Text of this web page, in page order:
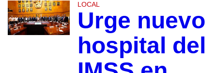
LOCAL
Urge nuevo
hospital del